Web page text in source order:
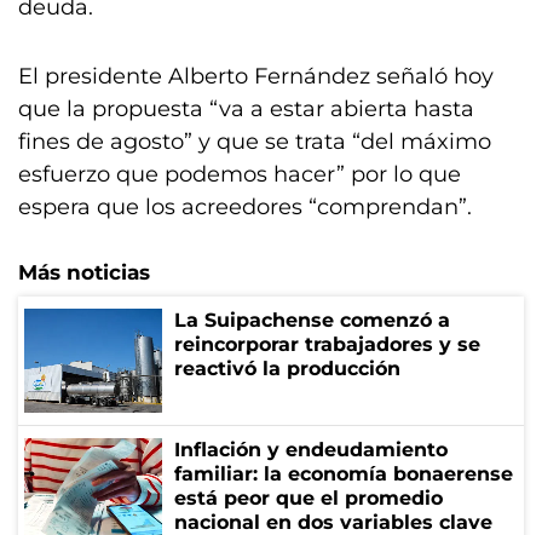
deuda.
El presidente Alberto Fernández señaló hoy
que la propuesta “va a estar abierta hasta
fines de agosto” y que se trata “del máximo
esfuerzo que podemos hacer” por lo que
espera que los acreedores “comprendan”.
Más noticias
La Suipachense comenzó a
reincorporar trabajadores y se
reactivó la producción
Inflación y endeudamiento
familiar: la economía bonaerense
está peor que el promedio
nacional en dos variables clave